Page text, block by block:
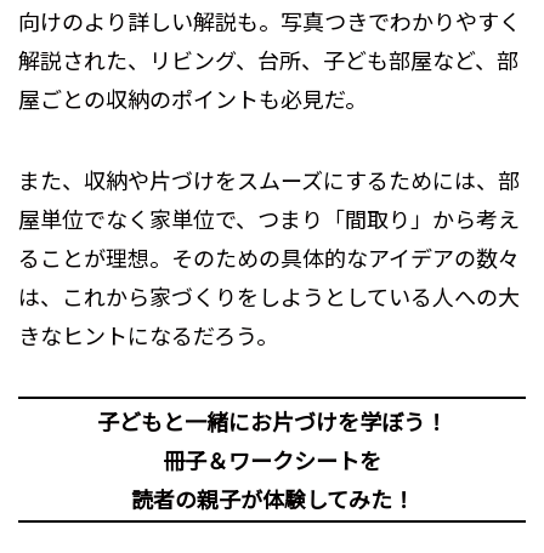
向けのより詳しい解説も。写真つきでわかりやすく
解説された、リビング、台所、子ども部屋など、部
屋ごとの収納のポイントも必見だ。
また、収納や片づけをスムーズにするためには、部
屋単位でなく家単位で、つまり「間取り」から考え
ることが理想。そのための具体的なアイデアの数々
は、これから家づくりをしようとしている人への大
きなヒントになるだろう。
子どもと一緒にお片づけを学ぼう！
冊子＆ワークシートを
読者の親子が体験してみた！